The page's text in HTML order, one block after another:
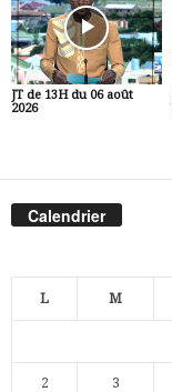
JT de 13H du 06 août
2026
Calendrier
L M
2 3